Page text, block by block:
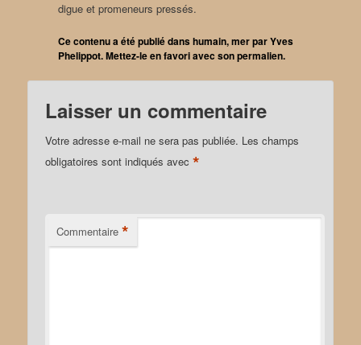
digue et promeneurs pressés.
Ce contenu a été publié danshumain,merparYves
Phelippot. Mettez-le en favori avec sonpermalien.
Laisser un commentaire
Votre adresse e-mail ne sera pas publiée. Les champs
obligatoires sont indiqués avec*
Commentaire *